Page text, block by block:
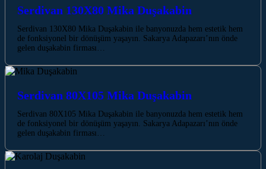
Serdivan 130X80 Mika Duşakabin
Serdivan 130X80 Mika Duşakabin ile banyonuzda hem estetik hem
de fonksiyonel bir dönüşüm yaşayın. Sakarya Adapazarı’nın önde
gelen duşakabin firması…
Serdivan 80X105 Mika Duşakabin
Serdivan 80X105 Mika Duşakabin ile banyonuzda hem estetik hem
de fonksiyonel bir dönüşüm yaşayın. Sakarya Adapazarı’nın önde
gelen duşakabin firması…